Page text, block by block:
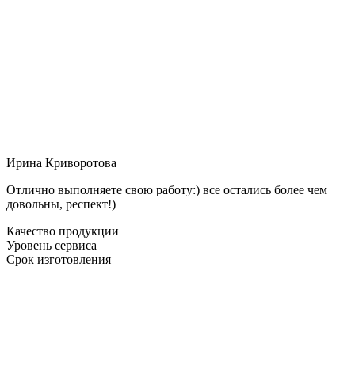
Ирина Криворотова
Отлично выполняете свою работу:) все остались более чем
довольны, респект!)
Качество продукции
Уровень сервиса
Срок изготовления